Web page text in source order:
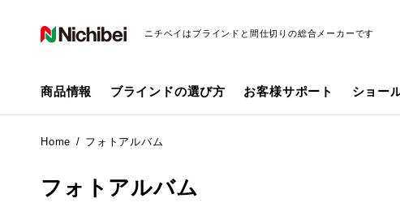
ニチベイはブラインドと間仕切りの総合メーカーです
商品情報 ブラインドの選び方 お客様サポート ショー
Home フォトアルバム
フォトアルバム